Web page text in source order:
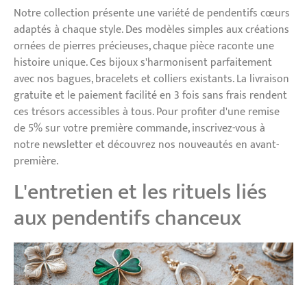
Notre collection présente une variété de pendentifs cœurs
adaptés à chaque style. Des modèles simples aux créations
ornées de pierres précieuses, chaque pièce raconte une
histoire unique. Ces bijoux s'harmonisent parfaitement
avec nos bagues, bracelets et colliers existants. La livraison
gratuite et le paiement facilité en 3 fois sans frais rendent
ces trésors accessibles à tous. Pour profiter d'une remise
de 5% sur votre première commande, inscrivez-vous à
notre newsletter et découvrez nos nouveautés en avant-
première.
L'entretien et les rituels liés
aux pendentifs chanceux